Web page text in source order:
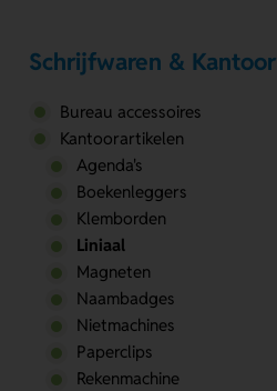
Schrijfwaren & Kantoor
Bureau accessoires
Kantoorartikelen
Agenda's
Boekenleggers
Klemborden
Liniaal
Magneten
Naambadges
Nietmachines
Paperclips
Rekenmachine